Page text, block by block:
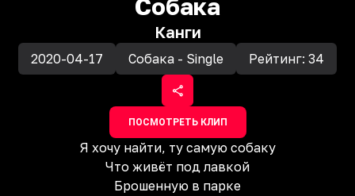
Собака
Канги
2020-04-17 Собака - Single Рейтинг: 34
ПОСМОТРЕТЬ КЛИП
Я хочу найти, ту самую собаку
Что живёт под лавкой
Брошенную в парке